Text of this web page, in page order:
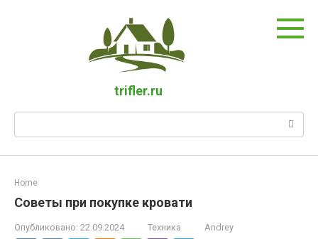
trifler.ru
Поиск:
Home
Советы при покупке кровати
Опубликовано: 22.09.2024 Техника Andrey